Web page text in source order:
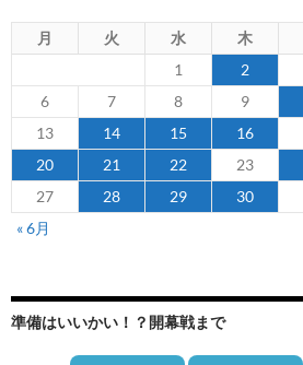
月 火 水 木
1
2
6
7 8 9
13
14 15 16
20
21 22 23
27
28 29 30
« 6月
準備はいいかい！？開幕戦まで